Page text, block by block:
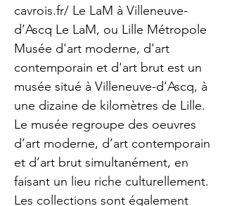
cavrois.fr/ Le LaM à Villeneuve-
d’Ascq Le LaM, ou Lille Métropole
Musée d'art moderne, d'art
contemporain et d'art brut est un
musée situé à Villeneuve-d’Ascq, à
une dizaine de kilomètres de Lille.
Le musée regroupe des oeuvres
d’art moderne, d’art contemporain
et d’art brut simultanément, en
faisant un lieu riche culturellement.
Les collections sont également